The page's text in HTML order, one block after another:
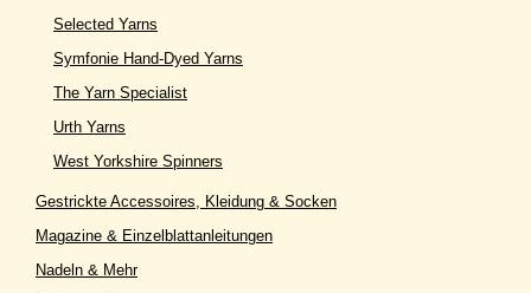
Selected Yarns
Symfonie Hand-Dyed Yarns
The Yarn Specialist
Urth Yarns
West Yorkshire Spinners
Gestrickte Accessoires, Kleidung & Socken
Magazine & Einzelblattanleitungen
Nadeln & Mehr